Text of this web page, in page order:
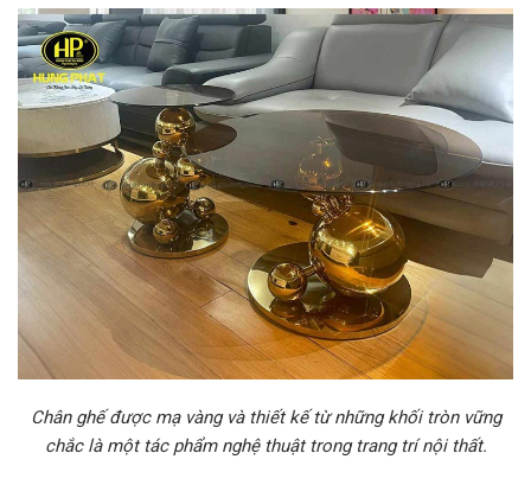
Chân ghế được mạ vàng và thiết kế từ những khối tròn vững
chắc là một tác phẩm nghệ thuật trong trang trí nội thất.